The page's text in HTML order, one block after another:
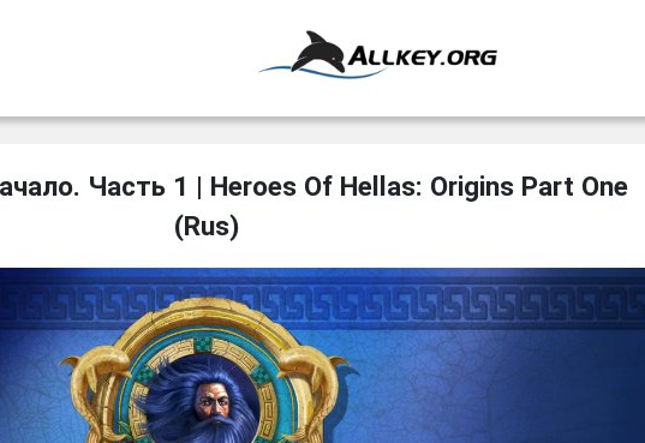
Часть 1 | Heroes Of Hellas: Origins Part One
(Rus)